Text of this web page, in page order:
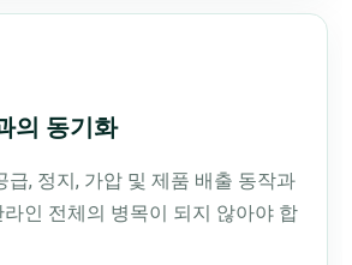
의 동기화
급, 정지, 가압 및 제품 배출 동작과
인 전체의 병목이 되지 않아야 합